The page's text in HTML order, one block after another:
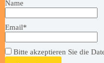
Name
Email*
Bitte akzeptieren Sie die